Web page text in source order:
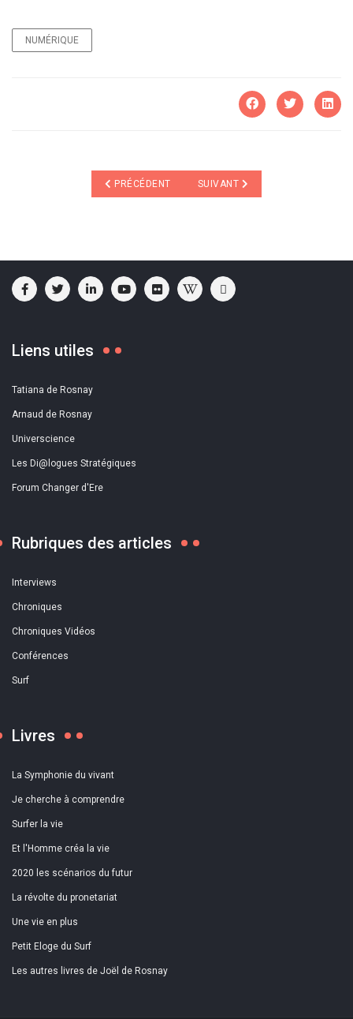
NUMÉRIQUE
ARTICLE PRÉCÉDENT : INVENTONS UNE
PRÉCÉDENT ARTICLE SUIVANT : EST-CE QUE
SUIVANT
Liens utiles
Tatiana de Rosnay
Arnaud de Rosnay
Universcience
Les Di@logues Stratégiques
Forum Changer d'Ere
Rubriques des articles
Interviews
Chroniques
Chroniques Vidéos
Conférences
Surf
Livres
La Symphonie du vivant
Je cherche à comprendre
Surfer la vie
Et l'Homme créa la vie
2020 les scénarios du futur
La révolte du pronetariat
Une vie en plus
Petit Eloge du Surf
Les autres livres de Joël de Rosnay